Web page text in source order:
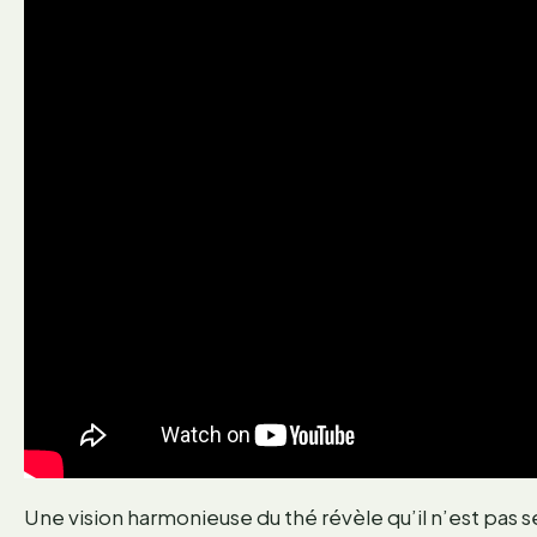
Une vision harmonieuse du thé révèle qu’il n’est